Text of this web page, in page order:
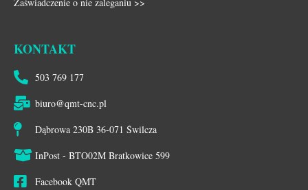
KONTAKT
503 769 177
biuro@qmt-cnc.pl
Dąbrowa 230B 36-071 Świlcza
InPost - BTO02M Bratkowice 599
Facebook QMT